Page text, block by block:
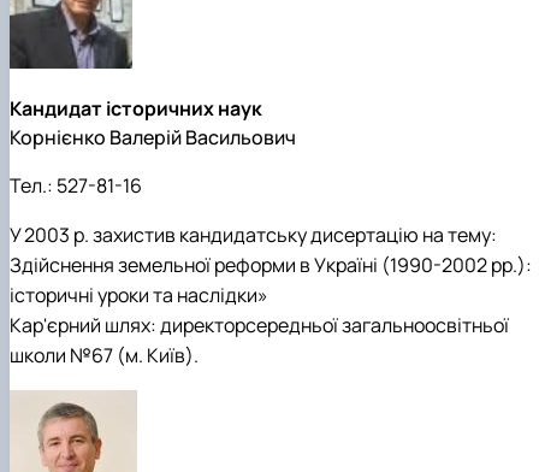
Кандидат історичних наук
Корнієнко Валерій Васильович
Тел.: 527-81-16
У 2003 р. захистив кандидатську дисертацію на тему:
Здійснення земельної реформи в Україні (1990-2002 рр.):
історичні уроки та наслідки»
Кар'єрний шлях: директорсередньої загальноосвітньої
школи №67 (м. Київ).